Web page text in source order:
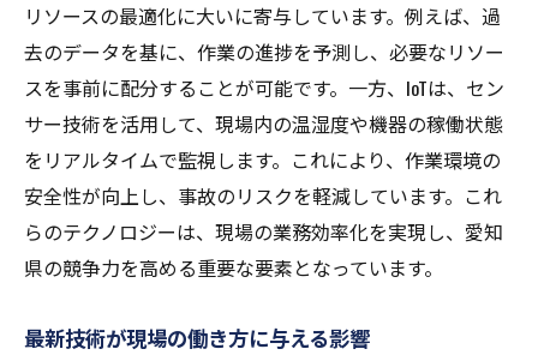
リソースの最適化に大いに寄与しています。例えば、過
去のデータを基に、作業の進捗を予測し、必要なリソー
スを事前に配分することが可能です。一方、IoTは、セン
サー技術を活用して、現場内の温湿度や機器の稼働状態
をリアルタイムで監視します。これにより、作業環境の
安全性が向上し、事故のリスクを軽減しています。これ
らのテクノロジーは、現場の業務効率化を実現し、愛知
県の競争力を高める重要な要素となっています。
最新技術が現場の働き方に与える影響